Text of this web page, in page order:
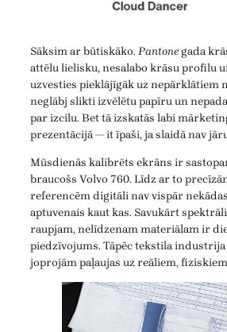
Sāksim ar būtiskāko. Pantonegada
attēlu lielisku, nesalabo krāsu profilu
uzvesties pieklājīgāk uz nepārklātiem
neglābj slikti izvēlētu papīru un
par izcilu. Bet tā izskatās labi
prezentācijā — it īpaši, ja slaidā nav
Mūsdienās kalibrēts ekrāns ir
braucošs Volvo 760. Līdz ar to
referencēm digitāli nav vispār
aptuvenais kaut kas. Savukārt
raupjam, nelīdzenam materiālam ir
piedzīvojums. Tāpēc tekstila
joprojām paļaujas uz reāliem,